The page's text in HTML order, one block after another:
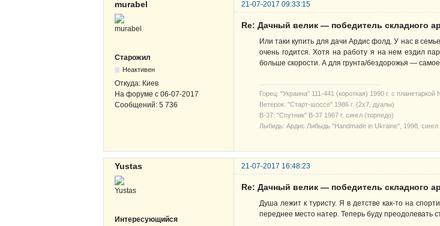
murabel 21-07-2017 09:33:15
Старожил
Неактивен
Откуда: Киев
На форуме с 06-07-2017
Сообщений: 5 736
Re: Дачный велик — победитель складного
Или таки купить для дачи Ардис фолд. У нас в
очень годится. Хотя на работу я на нем ездил
больше скорости. А для грунта/бездорожья —
Горец: "Украина" 111-441 (короткая) 1990 г. с планетаркой
Ветерок: "Старт-шоссе" 1986 г. (2х7, дуалы)
В-37: "Спутник" В-37 1967 г. сингл (торпедо)
Лыбидь: Ардис Либыдь "Handmade in Ukraine", 1998, сингл
Yustas 21-07-2017 16:48:23
Интересующийся
Re: Дачный велик — победитель складного
Душа лежит к туристу. Я в детстве как-то на
переднее место натер. Теперь буду преодолевать